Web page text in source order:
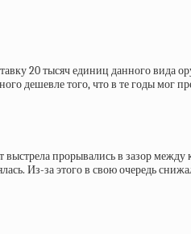
20 тысяч единиц данного
дешевле того, что в те годы
прорывались в зазор
Из-за этого в свою очередь